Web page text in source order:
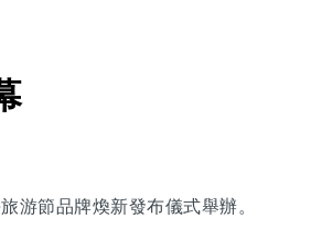
游節品牌煥新發布儀式舉辦。